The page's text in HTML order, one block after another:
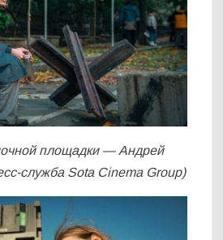
площадки — Андрей
служба Sota Cinema Group)